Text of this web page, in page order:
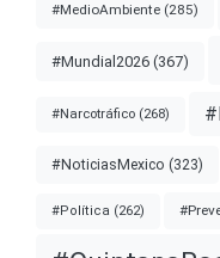
#MedioAmbiente (285)
#Mundial2026 (367)
#Narcotráfico (268)
#NoticiasMexico (323)
#Política (262)